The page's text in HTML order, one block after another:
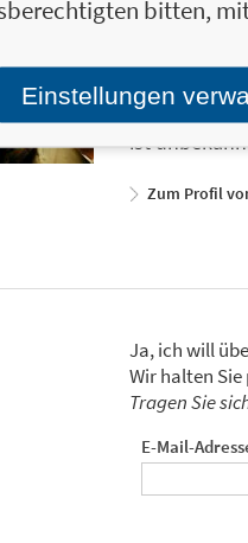
Millicent
Jahre lang
strengster
ist
Zum Profil
Ja, ich will
Wir halten
Tragen Sie
E-Mail-
bitten,
Einstellungen